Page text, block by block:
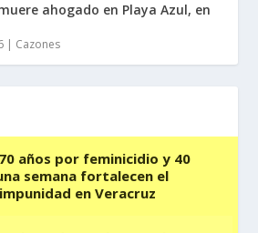
ahogado en Playa Azul, en
| Cazones